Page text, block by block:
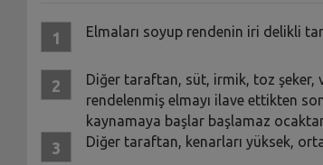
Elmaları soyup rendenin iri delikli
Diğer taraftan, süt, irmik, toz şeker,
rendelenmiş elmayı ilave ettikten
kaynamaya başlar başlamaz
Diğer taraftan, kenarları yüksek,